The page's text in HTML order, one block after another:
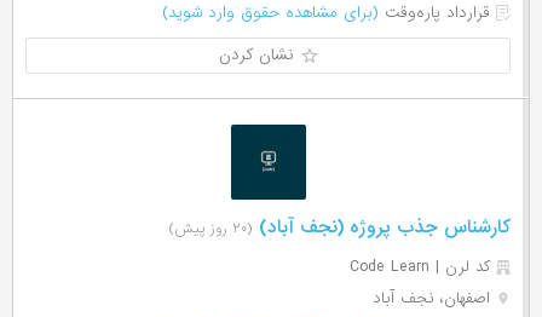
قرارداد پاره‌وقت (برای مشاهده حقوق وارد شوید)
نشان کردن
کارشناس جذب پروژه (نجف آباد) (۲۰ روز پیش)
کد لرن | Code Learn
اصفهان، نجف آباد